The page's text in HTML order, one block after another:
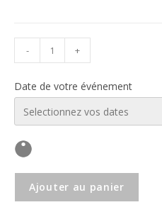
- +
Date de votre événement
Ajouter au panier